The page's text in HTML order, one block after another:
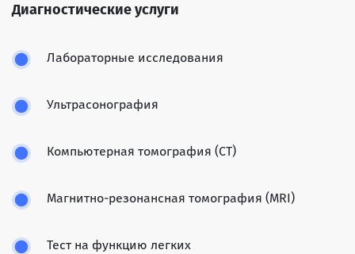
Диагностические услуги
Лабораторные исследования
Ультрасонография
Компьютерная томография (CT)
Магнитно-резонансная томография (MRI)
Тест на функцию легких